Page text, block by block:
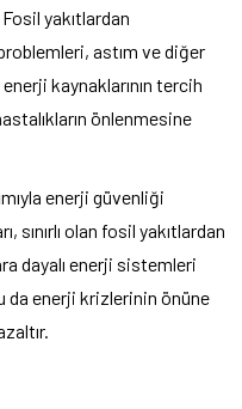
yakıtlardan
astım ve diğer
kaynaklarının tercih
önlenmesine
enerji güvenliği
sınırlı olan fosil yakıtlardan
dayalı enerji sistemleri
da enerji krizlerinin önüne